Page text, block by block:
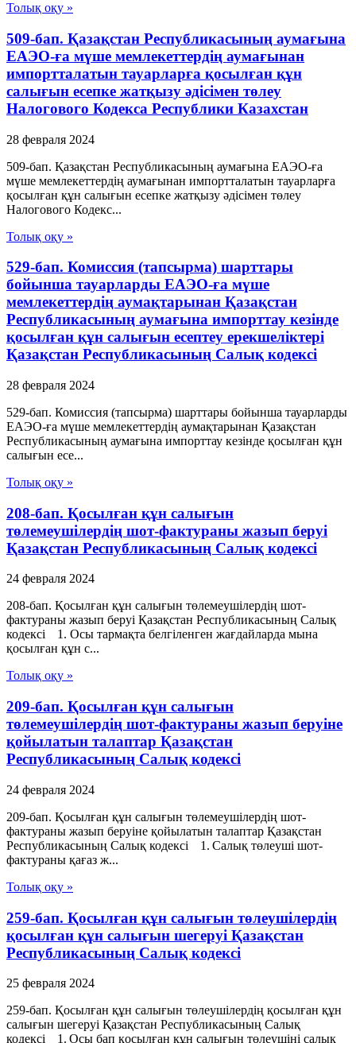
Толық оқу »
509-бап. Қазақстан Республикасының аумағына
ЕАЭО-ға мүше мемлекеттердің аумағынан
импортталатын тауарларға қосылған құн
салығын есепке жатқызу әдісімен төлеу
Налогового Кодекса Республики Казахстан
28 февраля 2024
509-бап. Қазақстан Республикасының аумағына ЕАЭО-ға
мүше мемлекеттердің аумағынан импортталатын тауарларға
қосылған құн салығын есепке жатқызу әдісімен төлеу
Налогового Кодекс...
Толық оқу »
529-бап. Комиссия (тапсырма) шарттары
бойынша тауарларды ЕАЭО-ға мүше
мемлекеттердің аумақтарынан Қазақстан
Республикасының аумағына импорттау кезінде
қосылған құн салығын есептеу ерекшеліктері
Қазақстан Республикасының Салық кодексі
28 февраля 2024
529-бап. Комиссия (тапсырма) шарттары бойынша тауарларды
ЕАЭО-ға мүше мемлекеттердің аумақтарынан Қазақстан
Республикасының аумағына импорттау кезінде қосылған құн
салығын есе...
Толық оқу »
208-бап. Қосылған құн салығын
төлемеушілердің шот-фактураны жазып беруі
Қазақстан Республикасының Салық кодексі
24 февраля 2024
208-бап. Қосылған құн салығын төлемеушілердің шот-
фактураны жазып беруі Қазақстан Республикасының Салық
кодексі 1. Осы тармақта белгіленген жағдайларда мына
қосылған құн с...
Толық оқу »
209-бап. Қосылған құн салығын
төлемеушілердің шот-фактураны жазып беруіне
қойылатын талаптар Қазақстан
Республикасының Салық кодексі
24 февраля 2024
209-бап. Қосылған құн салығын төлемеушілердің шот-
фактураны жазып беруіне қойылатын талаптар Қазақстан
Республикасының Салық кодексі 1. Салық төлеуші шот-
фактураны қағаз ж...
Толық оқу »
259-бап. Қосылған құн салығын төлеушілердің
қосылған құн салығын шегеруі Қазақстан
Республикасының Салық кодексі
25 февраля 2024
259-бап. Қосылған құн салығын төлеушілердің қосылған құн
салығын шегеруі Қазақстан Республикасының Салық
кодексі 1. Осы бап қосылған құн салығын төлеушіні салық